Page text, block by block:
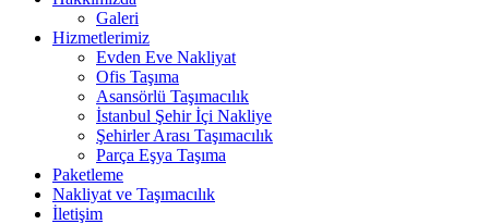
Galeri
Hizmetlerimiz
Evden Eve Nakliyat
Ofis Taşıma
Asansörlü Taşımacılık
İstanbul Şehir İçi Nakliye
Şehirler Arası Taşımacılık
Parça Eşya Taşıma
Paketleme
Nakliyat ve Taşımacılık
İletişim